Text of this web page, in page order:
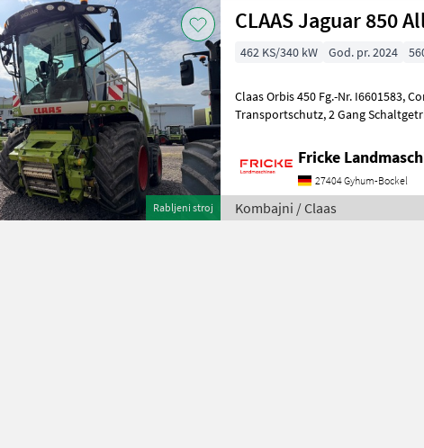
Rabljeni stroj
CLAAS Jaguar 850
462 KS/340 kW God. pr. 2024
Claas Orbis 450 Fg.-Nr. I6601583, Contour Bodenanpassung,
Transportschutz, 2 Gang Schaltgetriebe, V Classic 24 Messertrommel,
Fricke
27404 Gyhum-Bockel
Kombajni / Claas